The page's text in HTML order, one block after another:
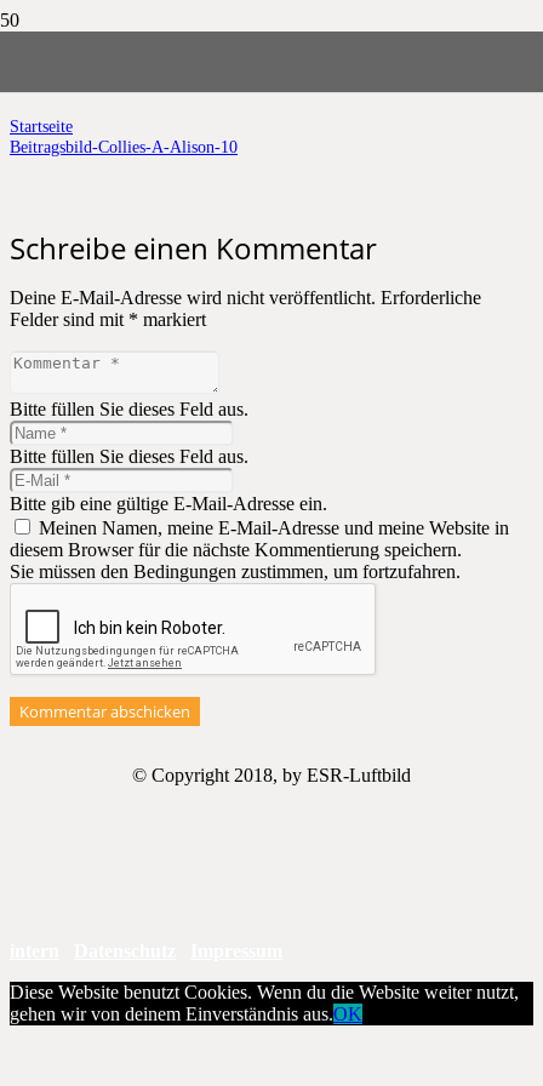
Startseite
Beitragsbild-Collies-A-Alison-10
Schreibe einen Kommentar
Deine E-Mail-Adresse wird nicht veröffentlicht. Erforderliche
Felder sind mit * markiert
Bitte füllen Sie dieses Feld aus.
Bitte füllen Sie dieses Feld aus.
Bitte gib eine gültige E-Mail-Adresse ein.
Meinen Namen, meine E-Mail-Adresse und meine Website in
diesem Browser für die nächste Kommentierung speichern.
Sie müssen den Bedingungen zustimmen, um fortzufahren.
Kommentar abschicken
© Copyright 2018, by ESR-Luftbild
Diese Website benutzt Cookies. Wenn du die Website weiter nutzt,
gehen wir von deinem Einverständnis aus.OK